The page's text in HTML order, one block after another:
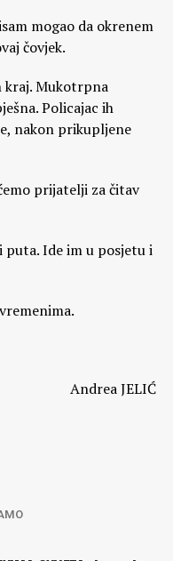
mogao da okrenem
čovjek.
kraj. Mukotrpna
Policajac ih
nakon prikupljene
prijatelji za čitav
puta. Ide im u posjetu i
Andrea JELIĆ